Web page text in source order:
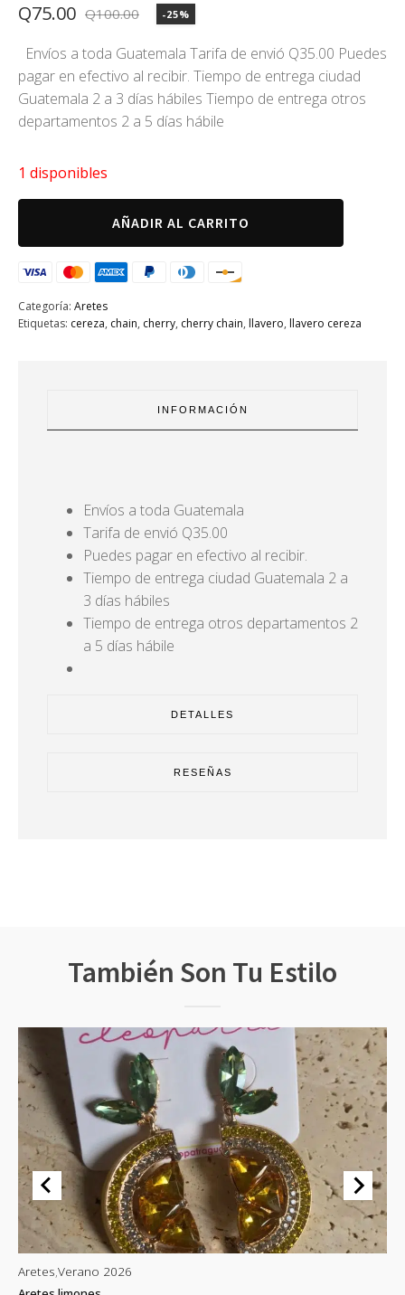
Q100.00
El
precio
original
era:
Q75.00
El
precio
actual
es:
-25%
Envíos a toda Guatemala Tarifa de envió Q35.00 Puedes
pagar en efectivo al recibir. Tiempo de entrega ciudad
Guatemala 2 a 3 días hábiles Tiempo de entrega otros
departamentos 2 a 5 días hábile
1 disponibles
azul
cantidad
AÑADIR AL CARRITO
Categoría: Aretes
Etiquetas: cereza, chain, cherry, cherry chain, llavero, llavero cereza
INFORMACIÓN
Envíos a toda Guatemala
Tarifa de envió Q35.00
Puedes pagar en efectivo al recibir.
Tiempo de entrega ciudad Guatemala 2 a
3 días hábiles
Tiempo de entrega otros departamentos 2
a 5 días hábile
DETALLES
RESEÑAS
También Son Tu Estilo
Aretes,Verano 2026